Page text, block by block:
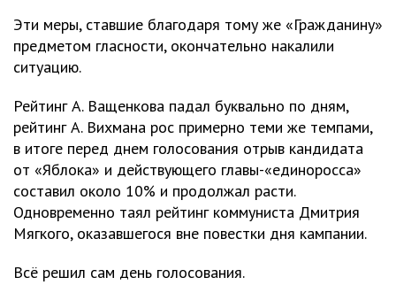
Эти меры, ставшие благодаря тому же «Гражданину»
предметом гласности, окончательно накалили
ситуацию.
Рейтинг А. Ващенкова падал буквально по дням,
рейтинг А. Вихмана рос примерно теми же темпами,
в итоге перед днем голосования отрыв кандидата
от «Яблока» и действующего главы-«единоросса»
составил около 10% и продолжал расти.
Одновременно таял рейтинг коммуниста Дмитрия
Мягкого, оказавшегося вне повестки дня кампании.
Всё решил сам день голосования.